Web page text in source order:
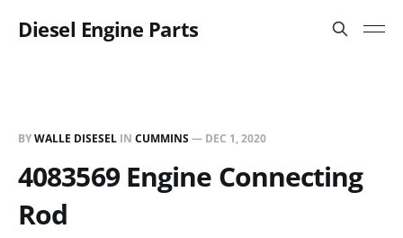
Diesel Engine Parts
BYWALLE DISESEL IN CUMMINS— DEC 1, 2020
4083569 Engine Connecting
Rod